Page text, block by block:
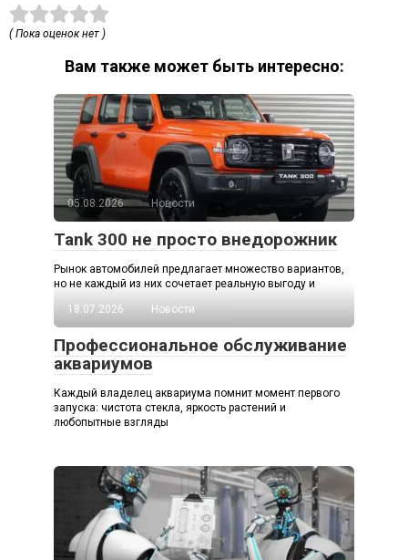
( Пока оценок нет )
Вам также может быть интересно:
05.08.2026 Новости
Tank 300 не просто внедорожник
Рынок автомобилей предлагает множество вариантов,
но не каждый из них сочетает реальную выгоду и
18.07.2026
Новости
Профессиональное обслуживание
аквариумов
Каждый владелец аквариума помнит момент первого
запуска: чистота стекла, яркость растений и
любопытные взгляды